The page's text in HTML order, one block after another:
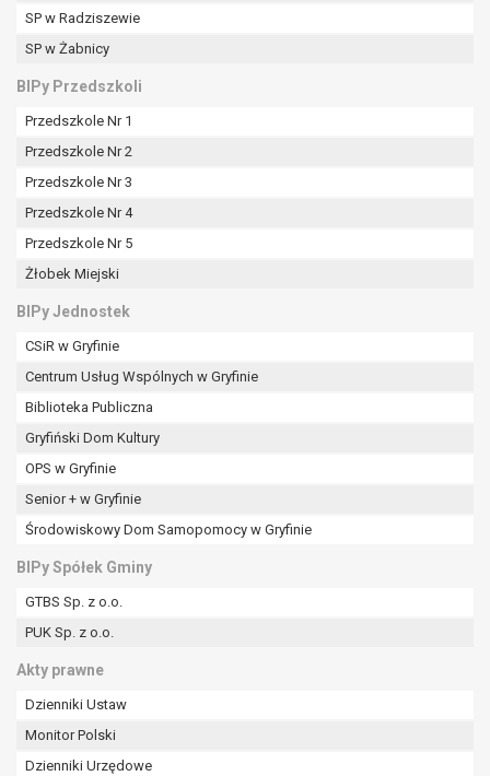
SP w Radziszewie
SP w Żabnicy
BIPy Przedszkoli
Przedszkole Nr 1
Przedszkole Nr 2
Przedszkole Nr 3
Przedszkole Nr 4
Przedszkole Nr 5
Żłobek Miejski
BIPy Jednostek
CSiR w Gryfinie
Centrum Usług Wspólnych w Gryfinie
Biblioteka Publiczna
Gryfiński Dom Kultury
OPS w Gryfinie
Senior + w Gryfinie
Środowiskowy Dom Samopomocy w Gryfinie
BIPy Spółek Gminy
GTBS Sp. z o.o.
PUK Sp. z o.o.
Akty prawne
Dzienniki Ustaw
Monitor Polski
Dzienniki Urzędowe